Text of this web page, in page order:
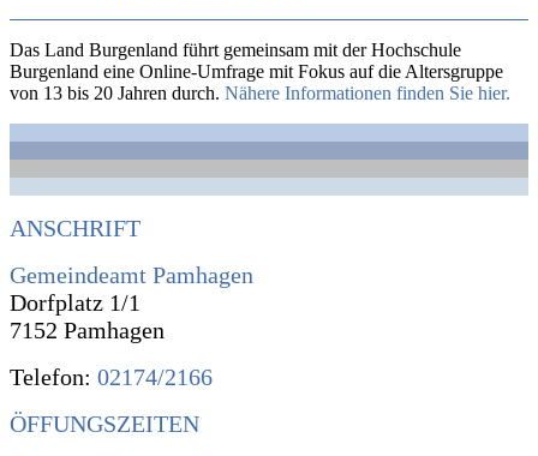
Das Land Burgenland führt gemeinsam mit der Hochschule
Burgenland eine Online-Umfrage mit Fokus auf die Altersgruppe
von 13 bis 20 Jahren durch. Nähere Informationen finden Sie hier.
ANSCHRIFT
Gemeindeamt Pamhagen
Dorfplatz 1/1
7152 Pamhagen
Telefon: 02174/2166
ÖFFUNGSZEITEN